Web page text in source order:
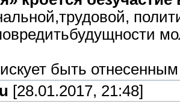
быть
[28.01.2017, 21:48]